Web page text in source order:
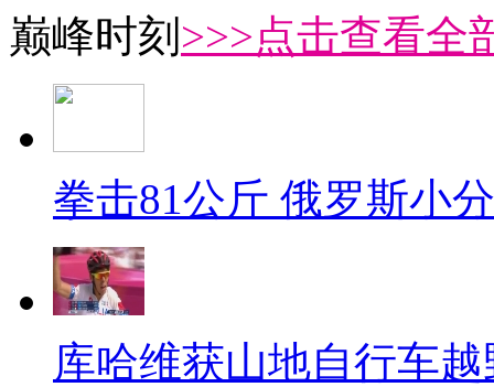
巅峰时刻 >>>点击查看全
拳击81公斤 俄罗斯小
库哈维获山地自行车